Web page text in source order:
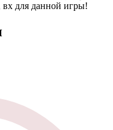
для данной игры!